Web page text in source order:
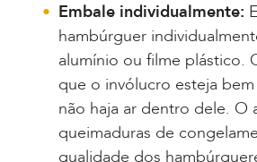
Embale individualmente:
hambúrguer
alumínio ou filme plástico.
que o invólucro esteja
não haja ar dentro dele. O
queimaduras de
qualidade dos